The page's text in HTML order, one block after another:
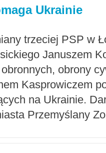
Ukrainie
trzeciej PSP w
Januszem
obrony
Kasprowiczem
na Ukrainie.
Przemyślany